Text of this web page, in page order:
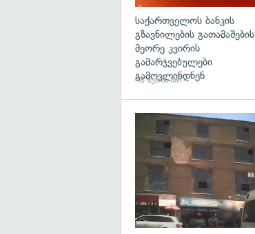
საქართველოს ბანკის
გზავნილების გათამაშების
მეორე კვირის
გამარჯვებულები
გამოვლინდნენ
48 წუთის წინ